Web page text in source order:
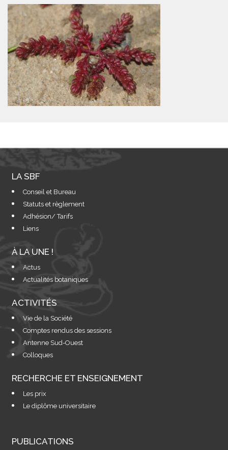
LA SBF
Conseil et Bureau
Statuts et règlement
Adhésion/ Tarifs
Liens
À LA UNE !
Actus
Actualités botaniques
ACTIVITÉS
Vie de la Société
Comptes rendus des sessions
Antenne Sud-Ouest
Colloques
RECHERCHE ET ENSEIGNEMENT
Les prix
Le diplôme universitaire
PUBLICATIONS